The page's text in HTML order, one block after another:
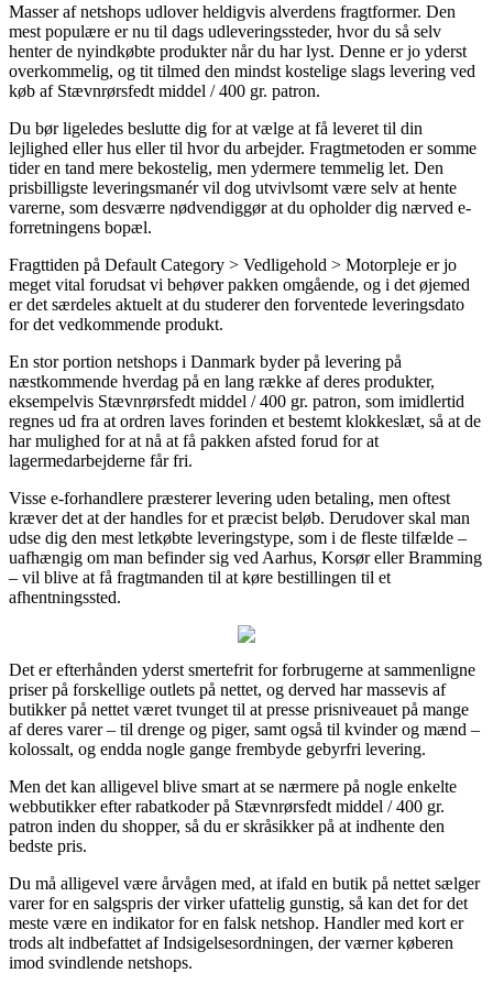
Masser af netshops udlover heldigvis alverdens fragtformer. Den
mest populære er nu til dags udleveringssteder, hvor du så selv
henter de nyindkøbte produkter når du har lyst. Denne er jo yderst
overkommelig, og tit tilmed den mindst kostelige slags levering ved
køb af Stævnrørsfedt middel / 400 gr. patron.
Du bør ligeledes beslutte dig for at vælge at få leveret til din
lejlighed eller hus eller til hvor du arbejder. Fragtmetoden er somme
tider en tand mere bekostelig, men ydermere temmelig let. Den
prisbilligste leveringsmanér vil dog utvivlsomt være selv at hente
varerne, som desværre nødvendiggør at du opholder dig nærved e-
forretningens bopæl.
Fragttiden på Default Category > Vedligehold > Motorpleje er jo
meget vital forudsat vi behøver pakken omgående, og i det øjemed
er det særdeles aktuelt at du studerer den forventede leveringsdato
for det vedkommende produkt.
En stor portion netshops i Danmark byder på levering på
næstkommende hverdag på en lang række af deres produkter,
eksempelvis Stævnrørsfedt middel / 400 gr. patron, som imidlertid
regnes ud fra at ordren laves forinden et bestemt klokkeslæt, så at de
har mulighed for at nå at få pakken afsted forud for at
lagermedarbejderne får fri.
Visse e-forhandlere præsterer levering uden betaling, men oftest
kræver det at der handles for et præcist beløb. Derudover skal man
udse dig den mest letkøbte leveringstype, som i de fleste tilfælde –
uafhængig om man befinder sig ved Aarhus, Korsør eller Bramming
– vil blive at få fragtmanden til at køre bestillingen til et
afhentningssted.
Det er efterhånden yderst smertefrit for forbrugerne at sammenligne
priser på forskellige outlets på nettet, og derved har massevis af
butikker på nettet været tvunget til at presse prisniveauet på mange
af deres varer – til drenge og piger, samt også til kvinder og mænd –
kolossalt, og endda nogle gange frembyde gebyrfri levering.
Men det kan alligevel blive smart at se nærmere på nogle enkelte
webbutikker efter rabatkoder på Stævnrørsfedt middel / 400 gr.
patron inden du shopper, så du er skråsikker på at indhente den
bedste pris.
Du må alligevel være årvågen med, at ifald en butik på nettet sælger
varer for en salgspris der virker ufattelig gunstig, så kan det for det
meste være en indikator for en falsk netshop. Handler med kort er
trods alt indbefattet af Indsigelsesordningen, der værner køberen
imod svindlende netshops.